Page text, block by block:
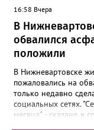
16:58 Вчера
В
обвалился
положили
В Нижневартовске
пожаловались на
только недавно
социальных сетях.
месяца", - сказано в